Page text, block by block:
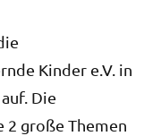
Kinder e.V. in
Die
große Themen